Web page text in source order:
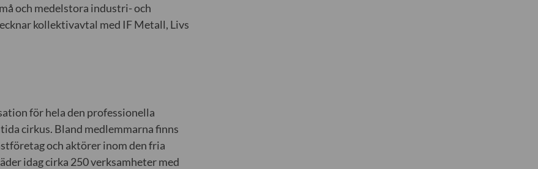
och medelstora industri- och
kollektivavtal med IF Metall, Livs
för hela den professionella
cirkus. Bland medlemmarna finns
och aktörer inom den fria
idag cirka 250 verksamheter med